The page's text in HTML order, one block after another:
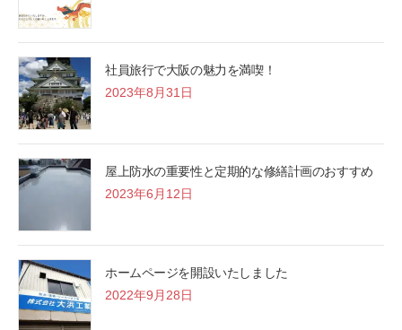
社員旅行で大阪の魅力を満喫！
2023年8月31日
屋上防水の重要性と定期的な修繕計画のおすすめ
2023年6月12日
ホームページを開設いたしました
2022年9月28日